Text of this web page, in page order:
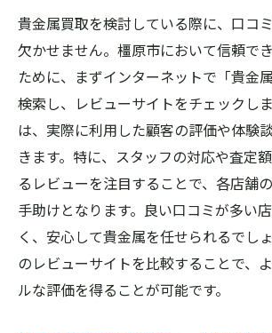
貴金属買取を検討している際に、口コ
欠かせません。橿原市において信頼で
ために、まずインターネットで「貴金
検索し、レビューサイトをチェックし
は、実際に利用した顧客の評価や体験
きます。特に、スタッフの対応や査定
るレビューを注目することで、各店舗
手助けとなります。良い口コミが多い
く、安心して貴金属を任せられるでし
のレビューサイトを比較することで、
ルな評価を得ることが可能です。